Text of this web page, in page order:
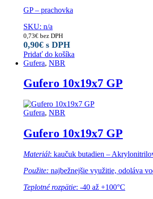
GP – prachovka
SKU: n/a
0,73€ bez DPH
0,90€ s DPH
Pridať do košíka
Gufera, NBR
Gufero 10x19x7 GP
Gufera, NBR
Gufero 10x19x7 GP
Materiál: kaučuk butadien –
Použite: najbežnejšie využitie, odoláva
Teplotné rozpätie: -40 až +100°C